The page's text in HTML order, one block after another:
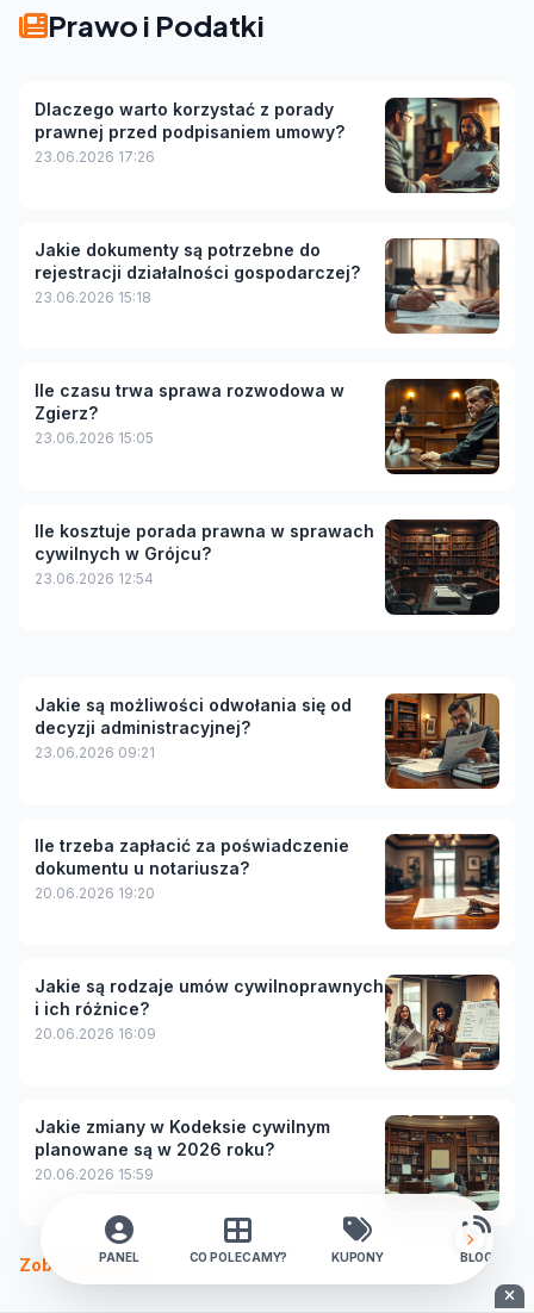
Prawo i Podatki
Dlaczego warto korzystać z porady
prawnej przed podpisaniem umowy?
23.06.2026 17:26
Jakie dokumenty są potrzebne do
rejestracji działalności gospodarczej?
23.06.2026 15:18
Ile czasu trwa sprawa rozwodowa w
Zgierz?
23.06.2026 15:05
Ile kosztuje porada prawna w sprawach
cywilnych w Grójcu?
23.06.2026 12:54
Jakie są możliwości odwołania się od
decyzji administracyjnej?
23.06.2026 09:21
Ile trzeba zapłacić za poświadczenie
dokumentu u notariusza?
20.06.2026 19:20
Jakie są rodzaje umów cywilnoprawnych
i ich różnice?
20.06.2026 16:09
Jakie zmiany w Kodeksie cywilnym
planowane są w 2026 roku?
20.06.2026 15:59
Zobacz więcej
PANEL CO POLECAMY? KUPONY BLOG